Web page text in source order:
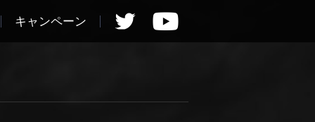
キャンペーン